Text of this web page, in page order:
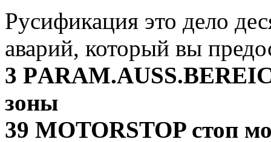
Русификация это дело
аварий, который вы
3
зоны
39 MOTORSTOP стоп